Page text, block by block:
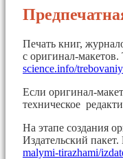
Печать книг,
с оригинал-
science.info/
Если оригинал-
техническое
На этапе создания
Издательский
malymi-tirazhami/